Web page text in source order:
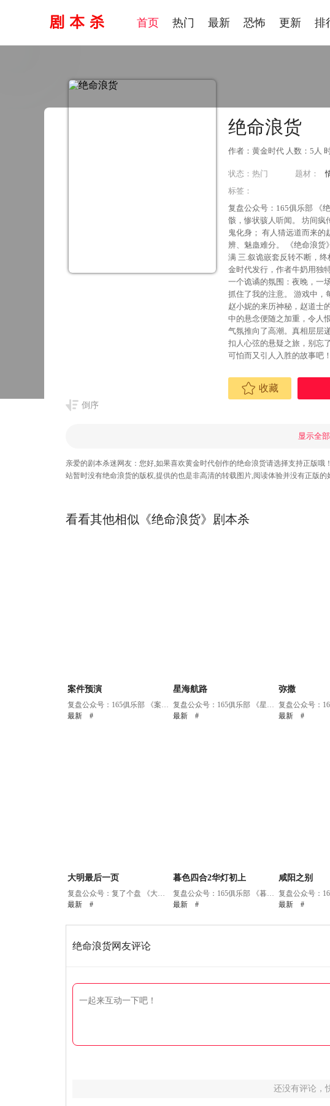
首页 热门 最新 恐怖 更新 排
绝命浪货
作者：黄金时代 人数：5人
状态： 热门 题材：
标签：
复盘公众号：165俱乐部 《
骸，惨状骇人听闻。 坊间疯
鬼化身； 有人猜远道而来
辨、魅蛊难分。 《绝命浪货》剧本杀亮点： 一、沉浸式定制恐搜，极致恐怖感官暴击 二、原创邪蛊设定，中式诡谲氛围拉
满 三.叙诡嵌套反转不断，终极演绎炸裂收官 《绝命浪货》剧本杀测评 《绝命
金时代发行，作者牛奶用独
一个诡谲的氛围：夜晚，一
抓住了我的注意。 游戏中，
赵小妮的来历神秘，赵道士
中的悬念便随之加重，令人
气氛推向了高潮。真相层层
扣人心弦的悬疑之旅，别忘
可怕而又引人入胜的故事吧！
收藏
倒序
显示全
亲爱的剧本杀迷网友：您好,如果喜欢黄金时代创作的绝命浪货请选择支持正版
站暂时没有绝命浪货的版权,提供的也是非高清的转载图片,阅读体验并没有正版
看看其他相似《绝命浪货》剧本杀
案件预演
复盘公众号：165俱乐部 《案件预演...
最新
#
星海航路
复盘公众号：165俱乐部 《星海航路...
最新
#
弥撒
最新
#
大明最后一页
复盘公众号：复了个盘 《大明最后...
最新
#
暮色四合2华灯初上
复盘公众号：165俱乐部 《暮色四合...
最新
#
咸阳之别
最新
#
绝命浪货网友评论
还没有评论，